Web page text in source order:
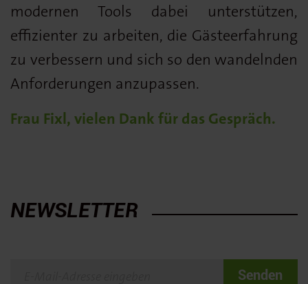
modernen Tools dabei unterstützen,
effizienter zu arbeiten, die Gästeerfahrung
zu verbessern und sich so den wandelnden
Anforderungen anzupassen.
Frau Fixl, vielen Dank für das Gespräch.
NEWSLETTER
Senden